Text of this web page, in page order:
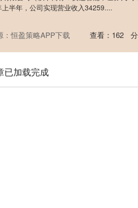
半年，公司实现营业收入34259....
：恒盈策略APP下载 查看： 162
已加载完成